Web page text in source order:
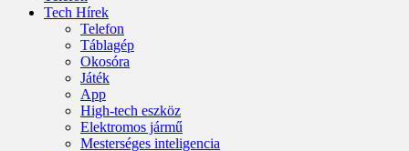
Tech Hírek
Telefon
Táblagép
Okosóra
Játék
App
High-tech eszköz
Elektromos jármű
Mesterséges inteligencia